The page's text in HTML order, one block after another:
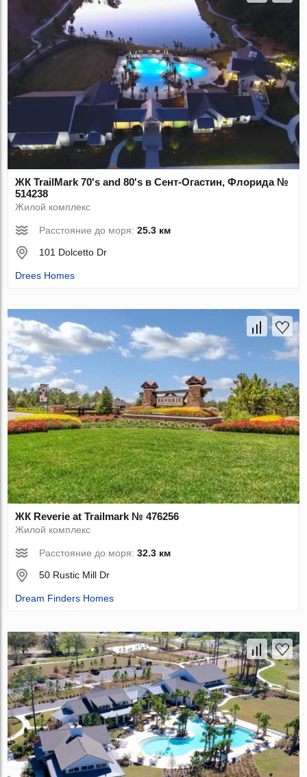
ЖК TrailMark 70's and 80's в Сент-Огастин, Флорида №
514238
Жилой комплекс
Расстояние до моря:25.3 км
101 Dolcetto Dr
Drees Homes
ЖК Reverie at Trailmark № 476256
Жилой комплекс
Расстояние до моря:32.3 км
50 Rustic Mill Dr
Dream Finders Homes